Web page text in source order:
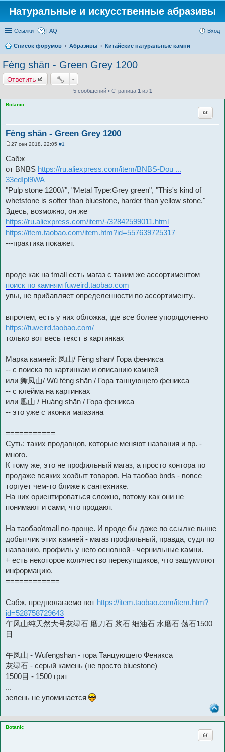
Натуральные и искусственные абразивы
Ссылки FAQ Вход
Список форумов Абразивы Китайские натуральные камни
Fèng shān - Green Grey 1200
Ответить
5 сообщений • Страница 1 из 1
Botanic
Fèng shān - Green Grey 1200
Цитата
о
б
щ
е
н
и
е
27 сен 2018, 22:05 #1
Сабж
от BNBS https://ru.aliexpress.com/item/BNBS-Dou ...
33edIpl9WA
"Pulp stone 1200#", "Metal Type:Grey green", "This's kind of
whetstone is softer than bluestone, harder than yellow stone."
Здесь, возможно, он же
https://ru.aliexpress.com/item/-/32842599011.html
https://item.taobao.com/item.htm?id=557639725317
---практика покажет.
вроде как на tmall есть магаз с таким же ассортиментом
поиск по камням fuweird.taobao.com
увы, не прибавляет определенности по ассортименту..
впрочем, есть у них обложка, где все более упорядоченно
https://fuweird.taobao.com/
только вот весь текст в картинках
Марка камней: 凤山/ Fèng shān/ Гора феникса
-- с поиска по картинкам и описанию камней
или 舞凤山/ Wǔ fèng shān / Гора танцующего феникса
-- с клейма на картинках
или 凰山 / Huáng shān / Гора феникса
-- это уже с иконки магазина
===========
Суть: таких продавцов, которые меняют названия и пр. -
много.
К тому же, это не профильный магаз, а просто контора по
продаже всяких хозбыт товаров. На таобао bnds - вовсе
торгует чем-то ближе к сантехнике.
На них ориентироваться сложно, потому как они не
понимают и сами, что продают.
На таобао\tmall по-проще. И вроде бы даже по ссылке выше
добытчик этих камней - магаз профильный, правда, судя по
названию, профиль у него основной - чернильные камни.
+ есть некоторое количество перекупщиков, что зашумляют
информацию.
============
Сабж, предполагаемо вот https://item.taobao.com/item.htm?
id=528758729643
午凤山纯天然大号灰绿石 磨刀石 浆石 细油石 水磨石 荡石1500
目
午凤山 - Wufengshan - гора Танцующего Феникса
灰绿石 - серый камень (не просто bluestone)
1500目 - 1500 грит
...
зелень не упоминается
Botanic
Цитата